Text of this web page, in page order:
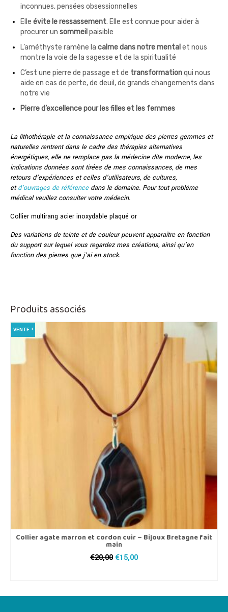
inconnues, pensées obsessionnelles
Elle évite le ressassement. Elle est connue pour aider à
procurer un sommeil paisible
L’améthyste ramène la calme dans notre mental et nous
montre la voie de la sagesse et de la spiritualité
C’est une pierre de passage et de transformationqui nous
aide en cas de perte, de deuil, de grands changements dans
notre vie
Pierre d’excellence pour les filles et les femmes
La lithothérapie et la connaissance empirique des pierres gemmes et
naturelles rentrent dans le cadre des thérapies alternatives
énergétiques, elle ne remplace pas la médecine dite moderne, les
indications données sont tirées de mes connaissances, de mes
retours d’expériences et celles d’utilisateurs, de cultures,
etd’ouvrages de référencedans le domaine. Pour tout problème
médical veuillez consulter votre médecin.
Collier multirang acier inoxydable plaqué or
Des variations de teinte et de couleur peuvent apparaître en fonction
du support sur lequel vous regardez mes créations, ainsi qu’en
fonction des pierres que j’ai en stock.
Produits associés
VENTE !
Collier agate marron et cordon cuir – Bijoux Bretagne fait
main
€20,00 Le
€20,00.
€15,00Le
€15,00.